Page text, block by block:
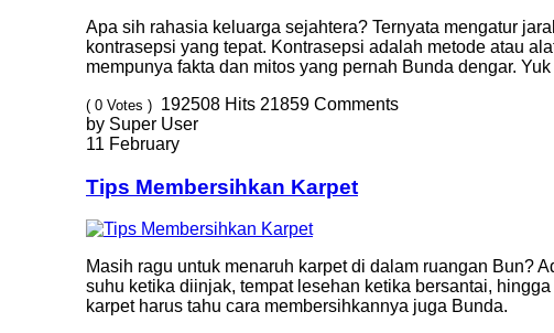
Apa sih rahasia keluarga sejahtera? Ternyata mengatur
kontrasepsi yang tepat. Kontrasepsi adalah metode atau
mempunya fakta dan mitos yang pernah Bunda dengar.
( 0 Votes ) 192508 Hits 21859 Comments
by Super User
11 February
Tips Membersihkan Karpet
Masih ragu untuk menaruh karpet di dalam ruangan Bun?
suhu ketika diinjak, tempat lesehan ketika bersantai,
karpet harus tahu cara membersihkannya juga Bunda.